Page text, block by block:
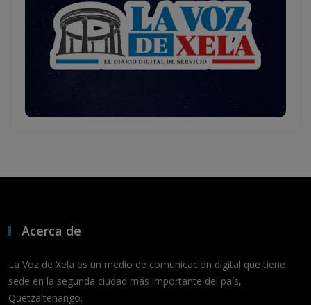
Acerca de
La Voz de Xela es un medio de comunicación digital que tiene
sede en la segunda ciudad más importante del país,
Quetzaltenango.